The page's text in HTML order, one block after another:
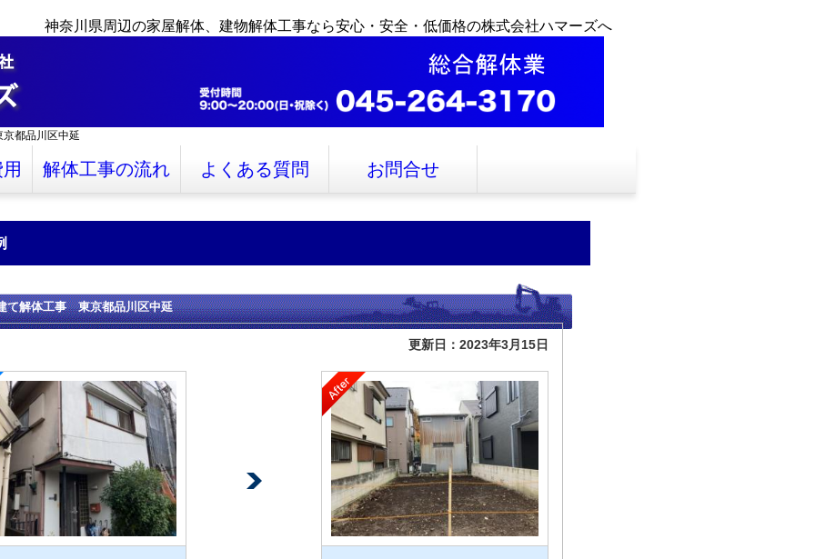
神奈川県周辺の家屋解体、建物解体工事なら安心・安全・低価格の株式会社ハマーズへ
都品川区中延
解体工事の流れ よくある質問 お問合せ
て解体工事 東京都品川区中延
更新日：2023年3月15日